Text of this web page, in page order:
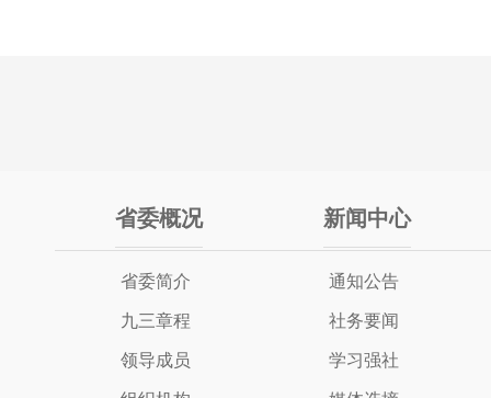
省委概况
省委简介
九三章程
领导成员
新闻中心
通知公告
社务要闻
学习强社